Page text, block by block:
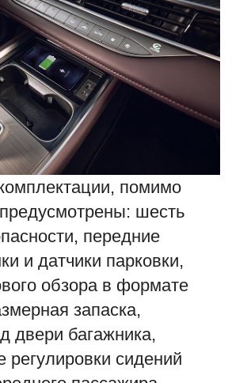
помимо
шесть
передние
и датчики парковки,
обзора в формате
запаска,
двери багажника,
регулировки сидений